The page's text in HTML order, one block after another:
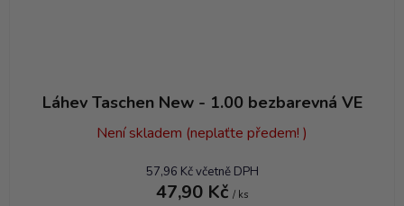
Láhev Taschen New - 1.00 bezbarevná VE
Není skladem (neplaťte předem! )
57,96 Kč včetně DPH
47,90 Kč / ks